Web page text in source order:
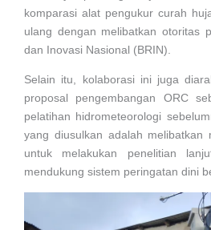
komparasi alat pengukur curah
ulang dengan melibatkan otoritas
dan Inovasi Nasional (BRIN).
Selain itu, kolaborasi ini juga
proposal pengembangan ORC
pelatihan hidrometeorologi
yang diusulkan adalah melibatkan
untuk melakukan penelitian
mendukung sistem peringatan dini